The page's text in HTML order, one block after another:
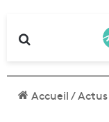
Accueil/Actus